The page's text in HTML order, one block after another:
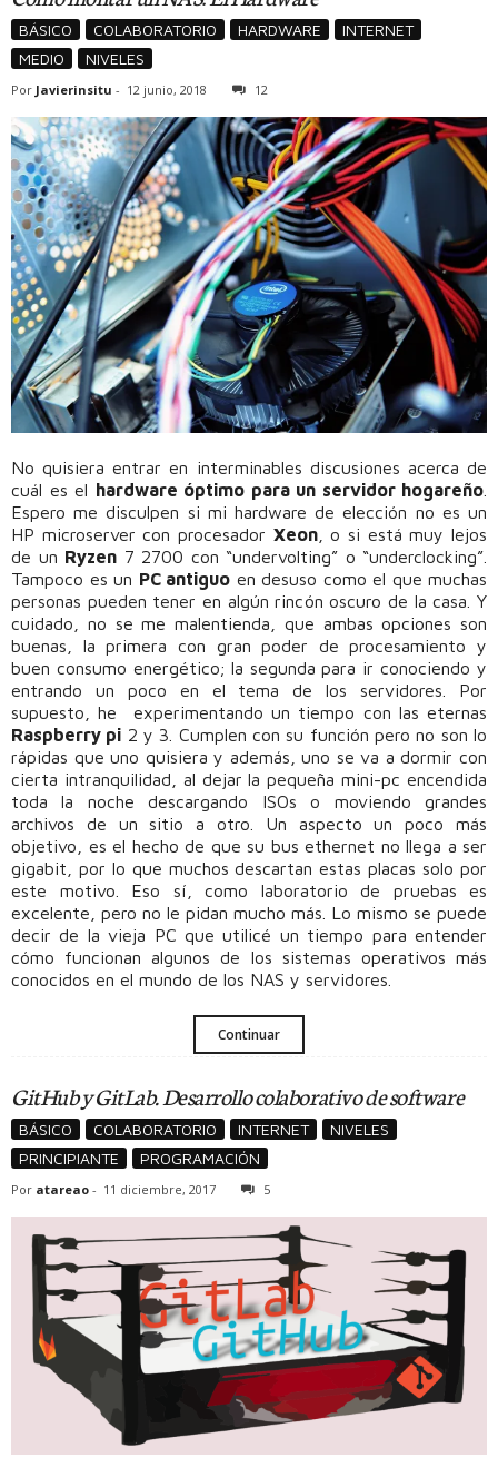
BÁSICO COLABORATORIO HARDWARE
INTERNET
MEDIO
NIVELES
Por Javierinsitu - 12 junio, 2018 12
No quisiera entrar en interminables discusiones acerca de
cuál es el hardware óptimo para un servidor hogareño
Espero me disculpen si mi hardware de elección no es un
HP microserver con procesador Xeon, o si está muy lejos
de un Ryzen 7 2700 con “undervolting” o “underclocking”.
Tampoco es un PC antiguo en desuso como el que muchas
personas pueden tener en algún rincón oscuro de la casa. Y
cuidado, no se me malentienda, que ambas opciones son
buenas, la primera con gran poder de procesamiento y
buen consumo energético; la segunda para ir conociendo y
entrando un poco en el tema de los servidores. Por
supuesto, he experimentando un tiempo con las eternas
Raspberry pi 2 y 3. Cumplen con su función pero no son lo
rápidas que uno quisiera y además, uno se va a dormir con
cierta intranquilidad, al dejar la pequeña mini-pc encendida
toda la noche descargando ISOs o moviendo grandes
archivos de un sitio a otro. Un aspecto un poco más
objetivo, es el hecho de que su bus ethernet no llega a ser
gigabit, por lo que muchos descartan estas placas solo por
este motivo. Eso sí, como laboratorio de pruebas es
excelente, pero no le pidan mucho más. Lo mismo se puede
decir de la vieja PC que utilicé un tiempo para entender
cómo funcionan algunos de los sistemas operativos más
conocidos en el mundo de los NAS y servidores.
Continuar
GitHub y GitLab. Desarrollo colaborativo de software
BÁSICO COLABORATORIO INTERNET
NIVELES
PRINCIPIANTE
PROGRAMACIÓN
Por atareao - 11 diciembre, 2017 5